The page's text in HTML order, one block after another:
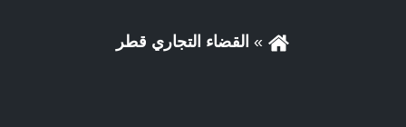
القضاء التجاري قطر